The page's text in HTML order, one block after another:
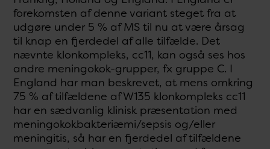
forekomsten af denne variant steget fra at
udgøre under 5 % af MS til nu at være årsag
til knap en fjerdedel af alle tilfælde. Det
nævnte klonkompleks, cc11, kan også ses hos
andre meningokok-grupper, fx gruppe C. I
England har man beskrevet, at mens omkring
75 % af tilfældene af W135 klonkompleks cc11
har en sædvanlig klinisk præsentation med
meningokokbakteriæmi/sepsis og/eller
meningitis, så har en fjerdedel af tilfældene